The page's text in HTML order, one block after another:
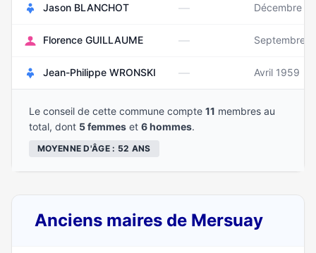
Jason BLANCHOT — Décembre
Florence GUILLAUME — Septembre
Jean-Philippe WRONSKI — Avril 1959
Le conseil de cette commune compte 11 membres au
total, dont 5 femmes et 6 hommes.
MOYENNE D'ÂGE : 52 ANS
Anciens maires de Mersuay